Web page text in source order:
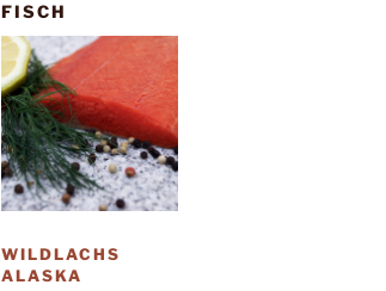
FISCH
WILDLACHS
ALASKA